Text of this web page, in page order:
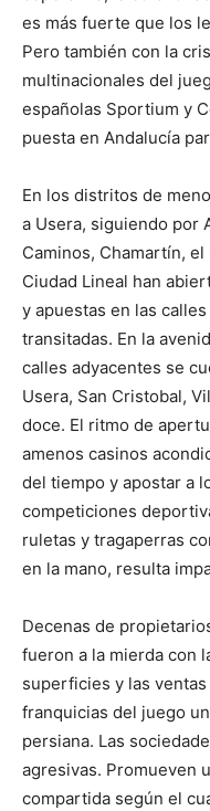
es más fuerte que los
Pero también con la
multinacionales del
españolas Sportium y
puesta en Andalucía
En los distritos de
a Usera, siguiendo por
Caminos, Chamartín,
Ciudad Lineal han
y apuestas en las
transitadas. En la
calles adyacentes se
Usera, San Cristobal,
doce. El ritmo de
amenos casinos
del tiempo y apostar a
competiciones
ruletas y tragaperras
en la mano, resulta
Decenas de
fueron a la mierda con
superficies y las
franquicias del juego
persiana. Las
agresivas. Promueven
compartida según el